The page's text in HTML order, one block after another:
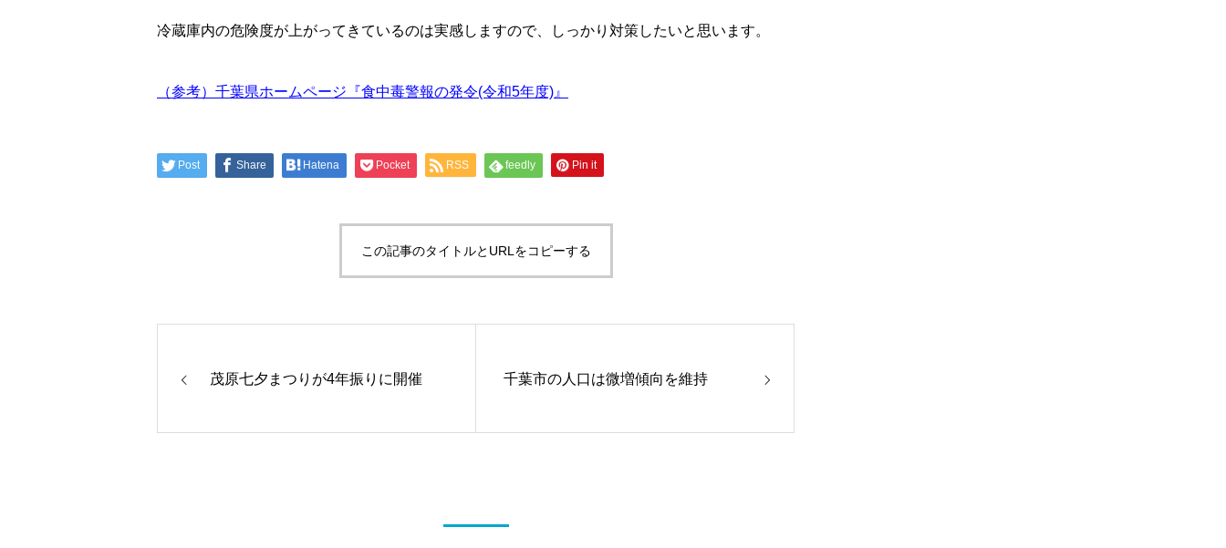
冷蔵庫内の危険度が上がってきているのは実感しますので、しっかり対策したいと思います。
（参考）千葉県ホームページ『食中毒警報の発令(令和5年度)』
Post Share Hatena Pocket RSS feedly Pin it
この記事のタイトルとURLをコピーする
茂原七夕まつりが4年振りに開催 千葉市の人口は微増傾向を維持